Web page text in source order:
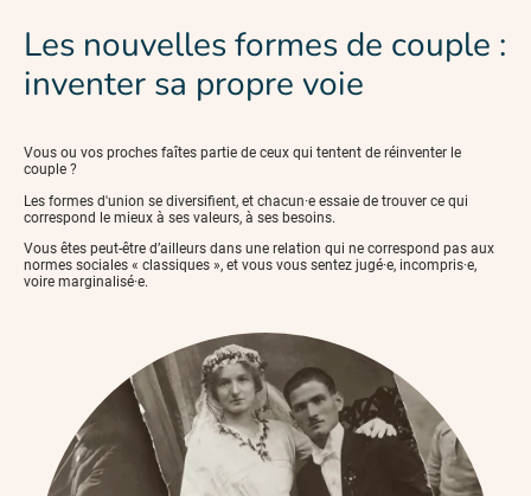
Les nouvelles formes de couple :
inventer sa propre voie
Vous ou vos proches faîtes partie de ceux qui tentent de réinventer le
couple ?
Les formes d'union se diversifient, et chacun·e essaie de trouver ce qui
correspond le mieux à ses valeurs, à ses besoins.
Vous êtes peut-être d’ailleurs dans une relation qui ne correspond pas aux
normes sociales « classiques », et vous vous sentez jugé·e, incompris·e,
voire marginalisé·e.